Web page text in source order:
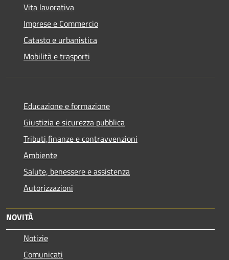
Vita lavorativa
Imprese e Commercio
Catasto e urbanistica
Mobilità e trasporti
Educazione e formazione
Giustizia e sicurezza pubblica
Tributi,finanze e contravvenzioni
Ambiente
Salute, benessere e assistenza
Autorizzazioni
NOVITÀ
Notizie
Comunicati